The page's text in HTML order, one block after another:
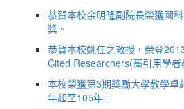
恭賀本校余明隆副院長榮獲國
獎。
恭賀本校姚任之教授，榮登
Cited Researchers(高引用學者
本校榮獲第3期獎勵大學教學卓
年起至105年。